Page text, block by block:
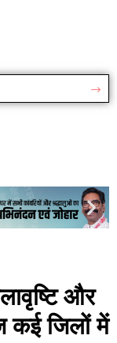
और
कई जिलों में